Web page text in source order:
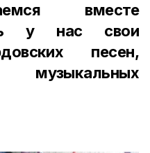
вместе
у нас свои
песен,